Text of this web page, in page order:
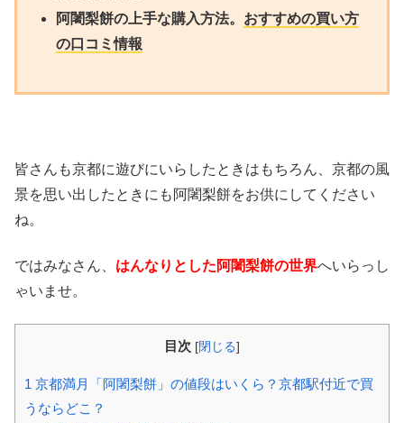
阿闍梨餅の上手な購入方法。 おすすめの買い方
の口コミ情報
皆さんも京都に遊びにいらしたときはもちろん、京都の風
景を思い出したときにも阿闍梨餅をお供にしてください
ね。
ではみなさん、 はんなりとした阿闍梨餅の世界へいらっし
ゃいませ。
目次 [閉じる]
1 京都満月「阿闍梨餅」の値段はいくら？京都駅付近で買
うならどこ？